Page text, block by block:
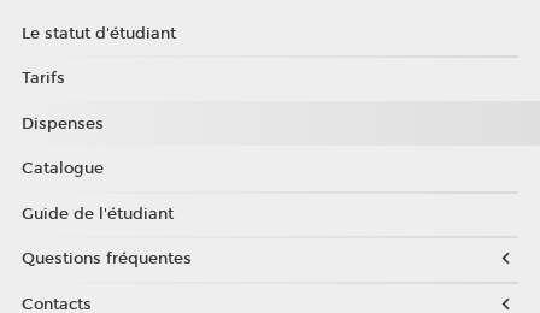
Le statut d'étudiant
Tarifs
Dispenses
Catalogue
Guide de l'étudiant
Questions fréquentes
Contacts